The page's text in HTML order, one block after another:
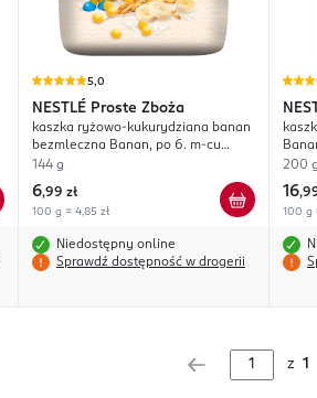
5,0
NESTLÉ Proste Zboża
kaszka ryżowo-kukurydziana banan
bezmleczna Banan, po 6. m-cu
życia
144 g
6,99 zł
100 g = 4,85 zł
Niedostępny online
Sprawdź dostępność w drogerii
200 g
16,
100 g
z 1